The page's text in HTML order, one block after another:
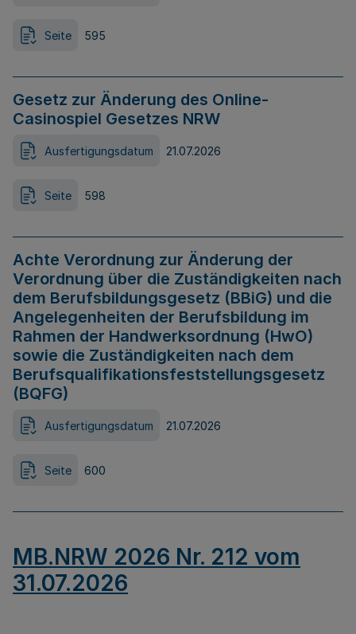
Seite 595
Gesetz zur Änderung des Online-
Casinospiel Gesetzes NRW
Ausfertigungsdatum 21.07.2026
Seite 598
Achte Verordnung zur Änderung der
Verordnung über die Zuständigkeiten nach
dem Berufsbildungsgesetz (BBiG) und die
Angelegenheiten der Berufsbildung im
Rahmen der Handwerksordnung (HwO)
sowie die Zuständigkeiten nach dem
Berufsqualifikationsfeststellungsgesetz
(BQFG)
Ausfertigungsdatum 21.07.2026
Seite 600
MB.NRW 2026 Nr. 212 vom
31.07.2026